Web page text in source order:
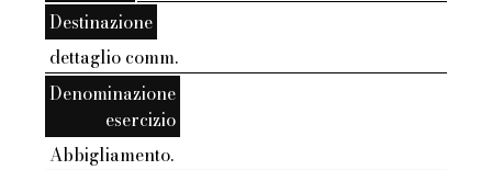
Destinazione
dettaglio comm.
Denominazione
esercizio
Abbigliamento.